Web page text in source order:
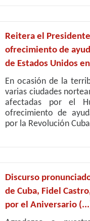
Reitera el
ofrecimiento de
de Estados Unidos
En ocasión de la
varias ciudades
afectadas por el
ofrecimiento de
por la Revolución
Discurso
de Cuba, Fidel
por el Aniversario